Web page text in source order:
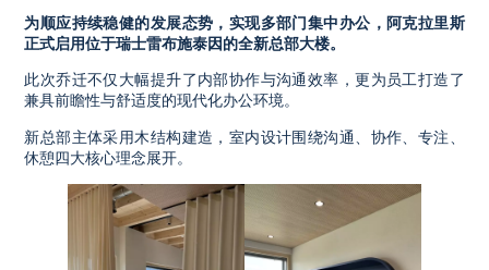
为顺应持续稳健的发展态势，实现多部门集中办公，阿克拉里斯
正式启用位于瑞士雷布施泰因的全新总部大楼。
此次乔迁不仅大幅提升了内部协作与沟通效率，更为员工打造了
兼具前瞻性与舒适度的现代化办公环境。
新总部主体采用木结构建造，室内设计围绕沟通、协作、专注、
休憩四大核心理念展开。